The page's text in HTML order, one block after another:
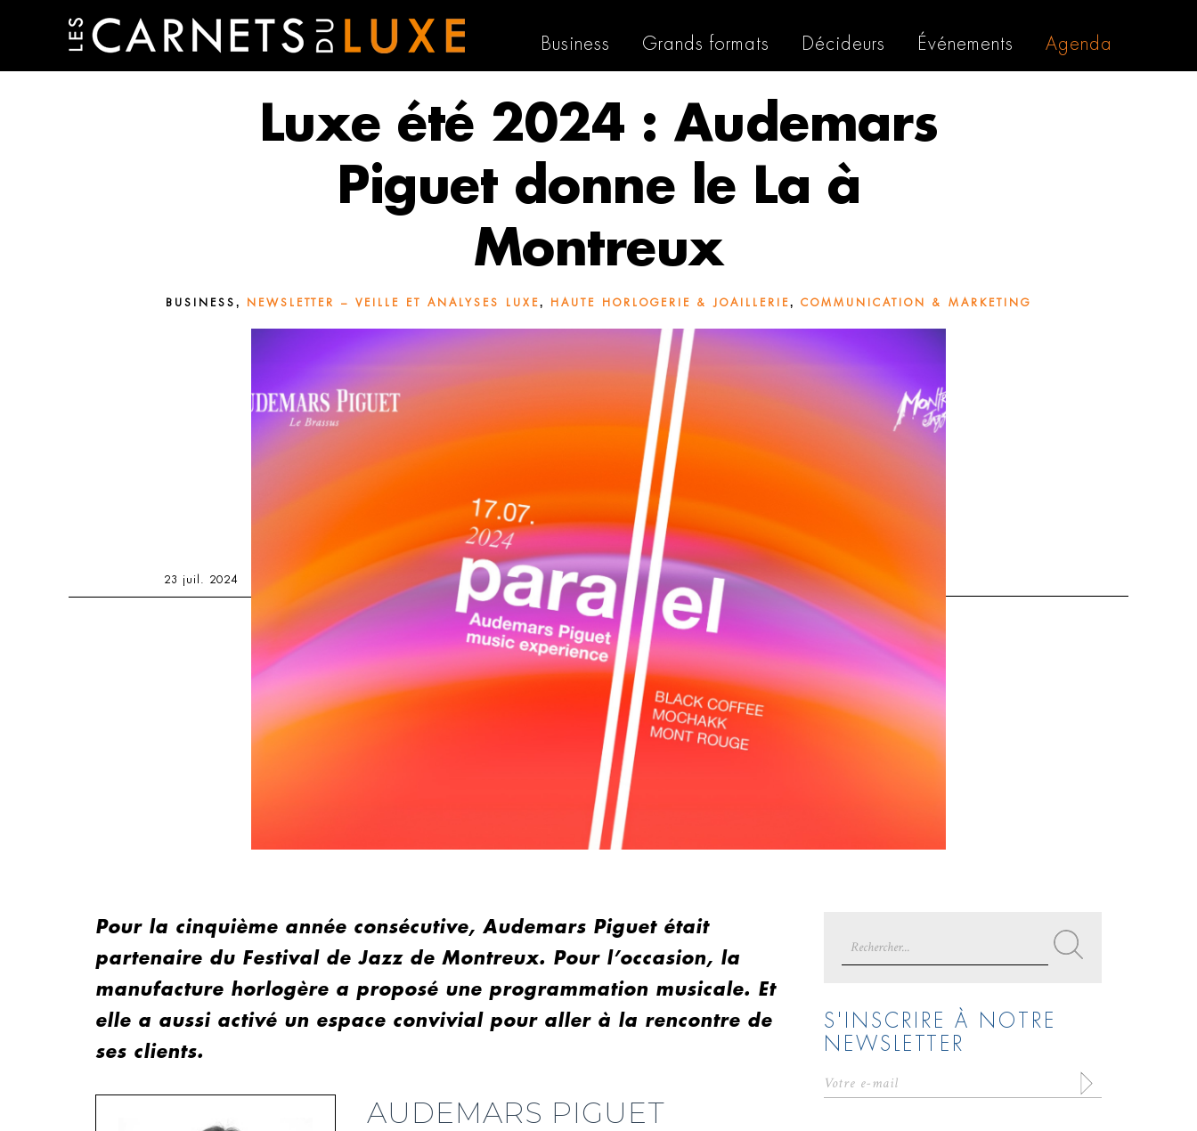
Business Grands formats Décideurs Événements Agenda
Luxe été 2024 : Audemars
Piguet donne le La à
Montreux
BUSINESS , NEWSLETTER – VEILLE ET ANALYSES LUXE, HAUTE HORLOGERIE & JOAILLERIE, COMMUNICATION & MARKETING
23 juil. 2024
Pour la cinquième année consécutive, Audemars Piguet était
partenaire du Festival de Jazz de Montreux. Pour l’occasion, la
manufacture horlogère a proposé une programmation musicale. Et
elle a aussi activé un espace convivial pour aller à la rencontre de
ses clients.
AUDEMARS PIGUET
for:
S'INSCRIRE À NOTRE
NEWSLETTER